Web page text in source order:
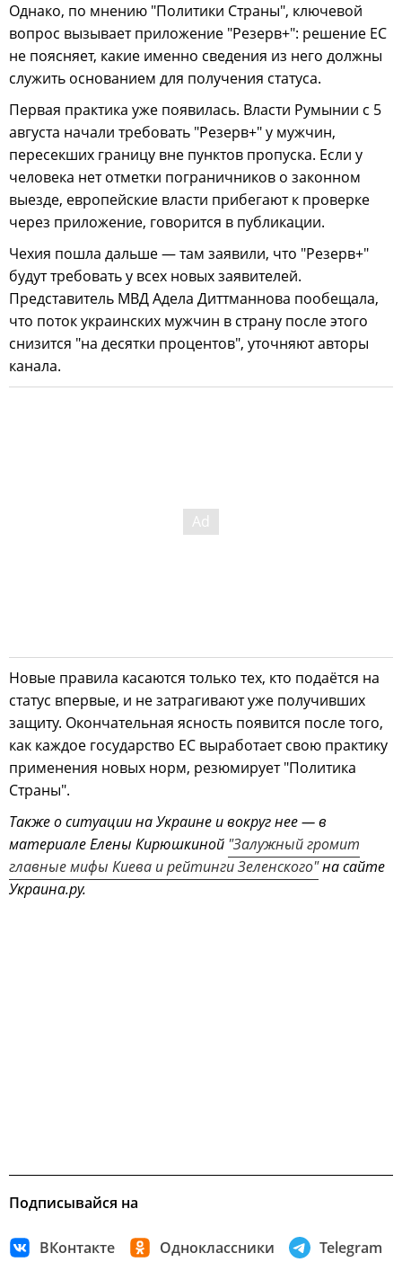
Однако, по мнению "Политики Страны", ключевой
вопрос вызывает приложение "Резерв+": решение ЕС
не поясняет, какие именно сведения из него должны
служить основанием для получения статуса.
Первая практика уже появилась. Власти Румынии с 5
августа начали требовать "Резерв+" у мужчин,
пересекших границу вне пунктов пропуска. Если у
человека нет отметки пограничников о законном
выезде, европейские власти прибегают к проверке
через приложение, говорится в публикации.
Чехия пошла дальше — там заявили, что "Резерв+"
будут требовать у всех новых заявителей.
Представитель МВД Адела Диттманнова пообещала,
что поток украинских мужчин в страну после этого
снизится "на десятки процентов", уточняют авторы
канала.
Новые правила касаются только тех, кто подаётся на
статус впервые, и не затрагивают уже получивших
защиту. Окончательная ясность появится после того,
как каждое государство ЕС выработает свою практику
применения новых норм, резюмирует "Политика
Страны".
Также о ситуации на Украине и вокруг нее — в
материале Елены Кирюшкиной "Залужный громит
главные мифы Киева и рейтинги Зеленского"на сайте
Украина.ру.
Подписывайся на
ВКонтакте Одноклассники Telegram